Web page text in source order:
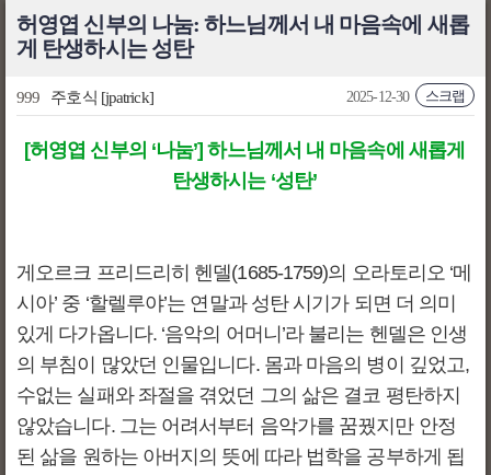
허영엽 신부의 나눔: 하느님께서 내 마음속에 새롭
게 탄생하시는 성탄
999 주호식 [jpatrick] 스크랩
2025-12-30
[허영엽 신부의 ‘나눔’] 하느님께서 내 마음속에 새롭게
탄생하시는 ‘성탄’
게오르크 프리드리히 헨델(1685-1759)의 오라토리오 ‘메
시아’ 중 ‘할렐루야’는 연말과 성탄 시기가 되면 더 의미
있게 다가옵니다. ‘음악의 어머니’라 불리는 헨델은 인생
의 부침이 많았던 인물입니다. 몸과 마음의 병이 깊었고,
수없는 실패와 좌절을 겪었던 그의 삶은 결코 평탄하지
않았습니다. 그는 어려서부터 음악가를 꿈꿨지만 안정
된 삶을 원하는 아버지의 뜻에 따라 법학을 공부하게 됩